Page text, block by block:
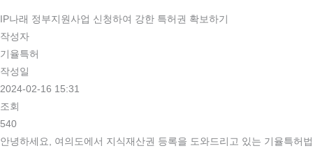
IP나래 정부지원사업 신청하여 강한 특허권 확보하기
작성자
기율특허
작성일
2024-02-16 15:31
조회
540
안녕하세요, 여의도에서 지식재산권 등록을 도와드리고 있는 기율특허법